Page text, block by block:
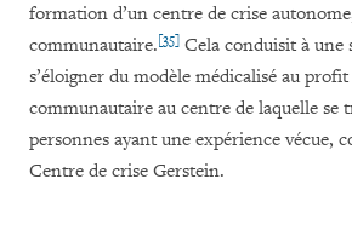
formation d’un centre de crise
communautaire.[35] Cela conduisit à une
s’éloigner du modèle médicalisé au profit
communautaire au centre de laquelle se
personnes ayant une expérience vécue,
Centre de crise Gerstein.